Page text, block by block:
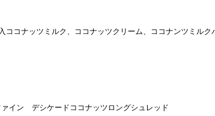
ココナッツミルク、ココナッツクリーム、ココナンツミル
イン デシケードココナッツロングシュレッド